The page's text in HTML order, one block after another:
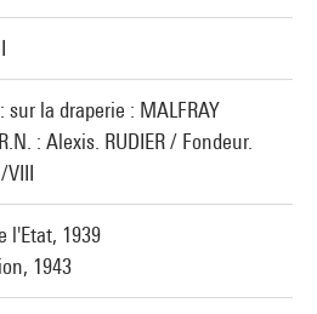
sur la draperie : MALFRAY
: Alexis. RUDIER / Fondeur.
VIII
l'Etat, 1939
1943